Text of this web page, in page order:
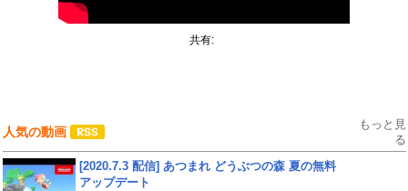
共有:
人気の動画
もっと見
る
[2020.7.3 配信] あつまれ どうぶつの森 夏の無料
アップデート